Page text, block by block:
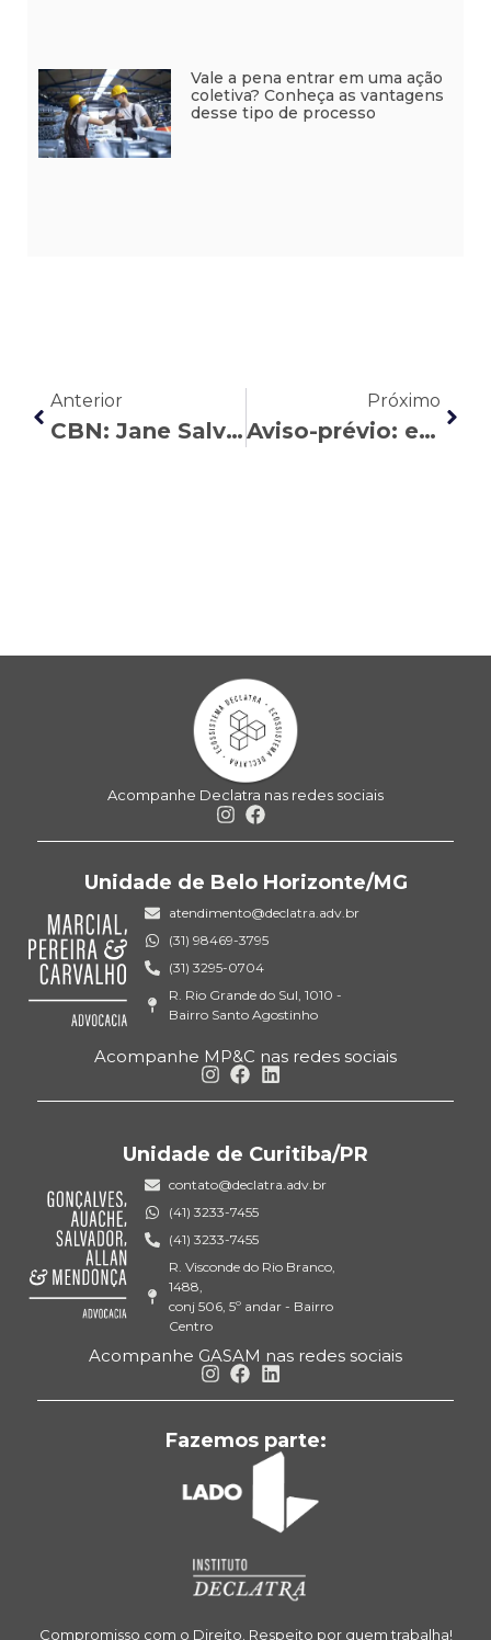
Vale a pena entrar em uma ação
coletiva? Conheça as vantagens
desse tipo de processo
Anterior
CBN: Jane Salvador analisa a atualização na lista de doenças relacionadas ao trabalho
Próximo
Aviso-prévio: entenda as regras e modalidades
Acompanhe Declatra nas redes sociais
Unidade de Belo Horizonte/MG
atendimento@declatra.adv.br
(31) 98469-3795
(31) 3295-0704
R. Rio Grande do Sul, 1010 -
Bairro Santo Agostinho
Acompanhe MP&C nas redes sociais
Unidade de Curitiba/PR
contato@declatra.adv.br
(41) 3233-7455
(41) 3233-7455
R. Visconde do Rio Branco,
1488,
conj 506, 5º andar - Bairro
Centro
Acompanhe GASAM nas redes sociais
Fazemos parte:
Compromisso com o Direito. Respeito por quem trabalha!